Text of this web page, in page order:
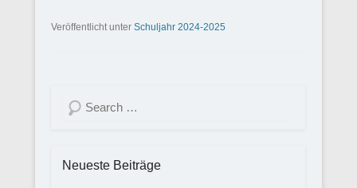
Veröffentlicht unter Schuljahr 2024-2025
Suchen
Neueste Beiträge